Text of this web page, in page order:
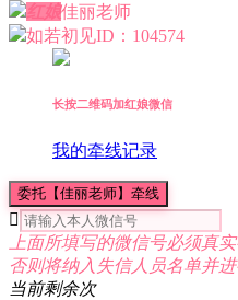
红娘佳丽老师
如若初见ID：104574
长按二维码加红娘微信
我的牵线记录
委托【佳丽老师】牵线

上面所填写的微信号必须真
否则将纳入失信人员名单并
当前剩余次